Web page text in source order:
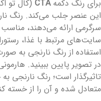
برای رنگ دکمه CTA(کال تو
این عنصر جلب می‌کند. رنگ
سرگرمی ارائه می‌دهند،
سایت‌های مرتبط با غذا،
استفاده از رنگ نارنجی به
در تصویر پایین ببینید.
تاثیرگذار است؛ رنگ نارنجی
متعادل شده و آن را از خسته